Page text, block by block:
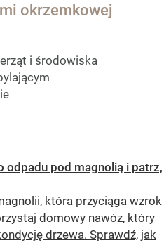
okrzemkowej
i środowiska
odpadu pod magnolią i patrz,
która przyciąga wzrok
domowy nawóz, który
drzewa. Sprawdź, jak